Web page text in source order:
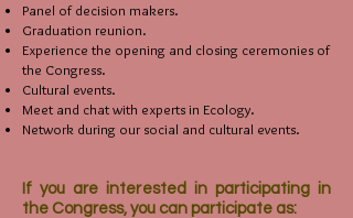
Panel of decision makers.
Graduation reunion.
Experience the opening and closing ceremonies of
the Congress.
Cultural events.
Meet and chat with experts in Ecology.
Network during our social and cultural events.
If you are interested in participating in
the Congress, you can participate as: